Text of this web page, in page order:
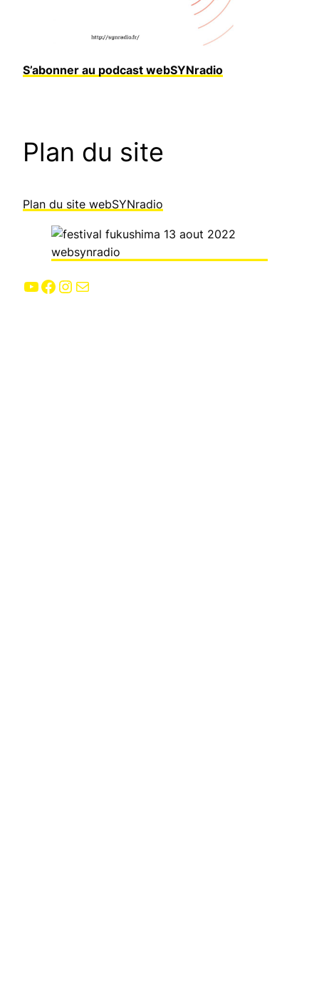
S’abonner au podcast webSYNradio
Plan du site
Plan du site webSYNradio
YouTube Facebook Instagram E-mail